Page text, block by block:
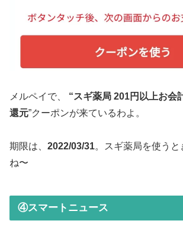
メルペイで、
“スギ薬局 201円以上お会
還元”クーポンが来ているわよ。
期限は、 2022/03/31。スギ薬局を使うと
ね〜
④スマートニュース